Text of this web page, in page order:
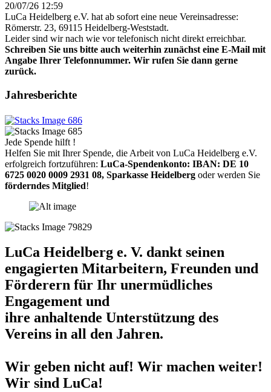
20/07/26 12:59
LuCa Heidelberg e.V. hat ab sofort eine neue Vereinsadresse:
Römerstr. 23, 69115 Heidelberg-Weststadt.
Leider sind wir nach wie vor telefonisch nicht direkt erreichbar.
Schreiben Sie uns bitte auch weiterhin zunächst eine E-Mail mit
Angabe Ihrer Telefonnummer. Wir rufen Sie dann gerne
zurück.
Jahresberichte
Jede Spende hilft !
Helfen Sie mit Ihrer Spende, die Arbeit von LuCa Heidelberg e.V.
erfolgreich fortzuführen: LuCa-Spendenkonto: IBAN: DE 10
6725 0020 0009 2931 08, Sparkasse Heidelberg oder werden Sie
förderndes Mitglied!
LuCa Heidelberg e. V. dankt seinen
engagierten Mitarbeitern, Freunden und
Förderern für Ihr unermüdliches
Engagement und
ihre anhaltende Unterstützung des
Vereins in all den Jahren.
Wir geben nicht auf! Wir machen weiter!
Wir sind LuCa!